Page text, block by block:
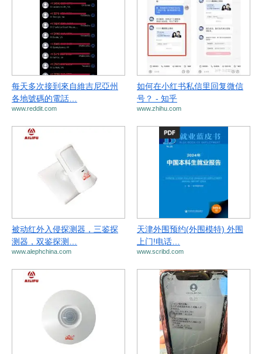
每天多次接到來自維吉尼亞州
各地號碼的電話…
www.reddit.com
如何在小红书私信里回复微信
号？ - 知乎
www.zhihu.com
被动红外入侵探测器，三鉴探
测器，双鉴探测…
www.alephchina.com
天津外围预约(外围模特) 外围
上门!电话…
www.scribd.com